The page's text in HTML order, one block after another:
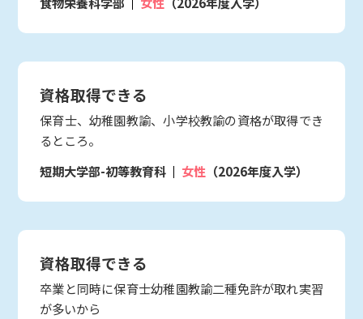
資格取得できる
保育士、幼稚園教諭、小学校教諭の資格が取得でき
るところ。
短期大学部-初等教育科
女性 （2026年度入学）
資格取得できる
卒業と同時に保育士幼稚園教諭二種免許が取れ実習
が多いから